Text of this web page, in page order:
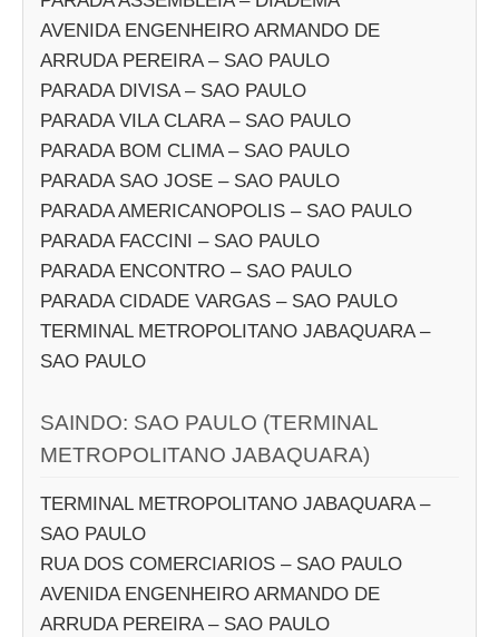
AVENIDA ENGENHEIRO ARMANDO DE
ARRUDA PEREIRA – SAO PAULO
PARADA DIVISA – SAO PAULO
PARADA VILA CLARA – SAO PAULO
PARADA BOM CLIMA – SAO PAULO
PARADA SAO JOSE – SAO PAULO
PARADA AMERICANOPOLIS – SAO PAULO
PARADA FACCINI – SAO PAULO
PARADA ENCONTRO – SAO PAULO
PARADA CIDADE VARGAS – SAO PAULO
TERMINAL METROPOLITANO JABAQUARA –
SAO PAULO
SAINDO: SAO PAULO (TERMINAL
METROPOLITANO JABAQUARA)
TERMINAL METROPOLITANO JABAQUARA –
SAO PAULO
RUA DOS COMERCIARIOS – SAO PAULO
AVENIDA ENGENHEIRO ARMANDO DE
ARRUDA PEREIRA – SAO PAULO